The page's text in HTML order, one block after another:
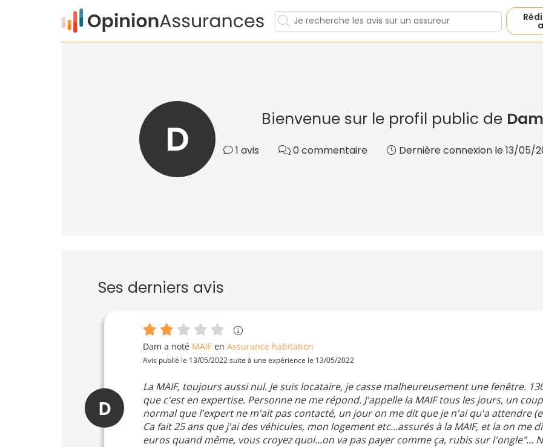
D Bienvenue sur le profil public de Dam
1 avis 0 commentaire Dernière connexion le 13/05/
Ses derniers avis
D
Dam a noté MAIF en Assurance habitation
Avis publié le 13/05/2022 suite à une expérience le 13/05/2022
La MAIF, toujours aussi nul. Je suis locataire, je casse malheureusement une fenêtre.
que c'est en expertise. Personne ne me répond. J'appelle la MAIF tous les jours, un
normal que l'expert ne m'ait pas contacté, un jour on me dit que je n'ai qu'a attendre
Ca fait 25 ans que j'ai des véhicules, mon logement etc...assurés à la MAIF, et la on me
euros quand même, vous croyez quoi...on va pas payer comme ça, rubis sur l'ongle"...